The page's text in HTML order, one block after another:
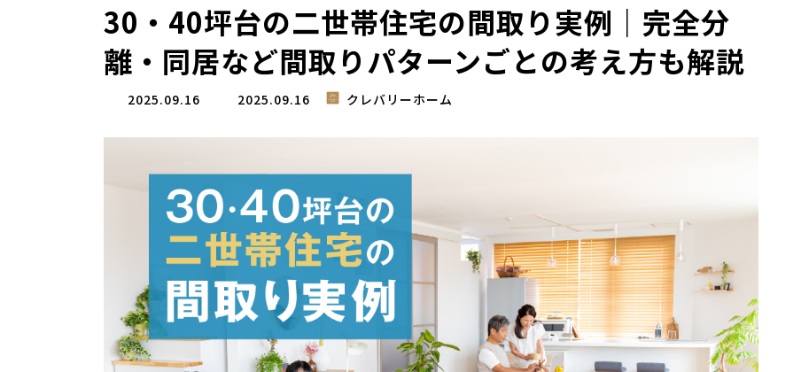
30・40坪台の二世帯住宅の間取り実例｜完全分
離・同居など間取りパターンごとの考え方も解説
2025.09.16
最
更
日
時
:
2025.09.16 クレバリーホーム